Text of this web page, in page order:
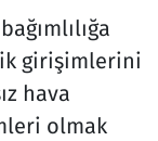
girişimlerini
hava
olmak